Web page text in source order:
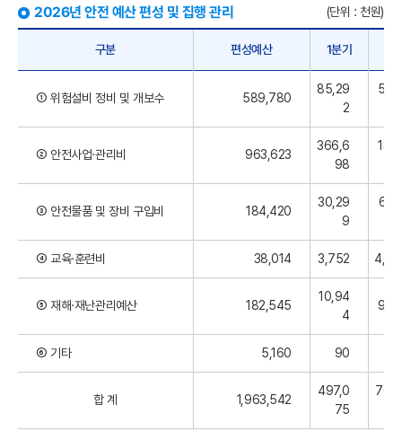
2026년 안전 예산 편성 및 집행 관리 (단위 : 천원)
구분 편성예산 1분기
① 위험설비 정비 및 개보수 589,780
85,29
2
② 안전사업·관리비 963,623
366,6
98
③ 안전물품 및 장비 구입비 184,420
30,29
9
④ 교육·훈련비 38,014 3,752
⑤ 재해·재난관리예산 182,545
10,94
4
⑥ 기타 5,160 90
합 계 1,963,542
497,0
75